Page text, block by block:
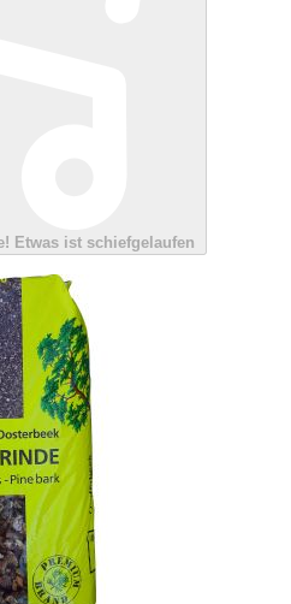
Etwas ist schiefgelaufen